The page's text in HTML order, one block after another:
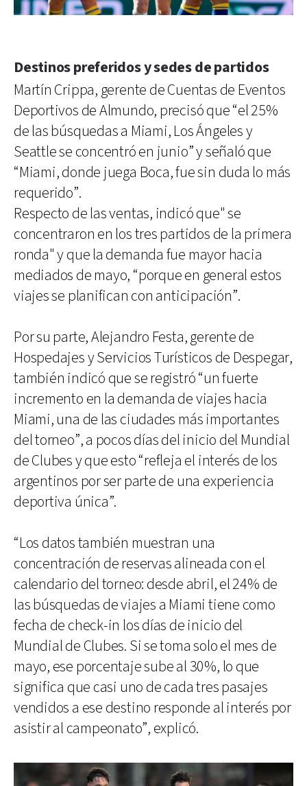
Destinos preferidos y sedes de partidos
Martín Crippa, gerente de Cuentas de Eventos
Deportivos de Almundo, precisó que “el 25%
de las búsquedas a Miami, Los Ángeles y
Seattle se concentró en junio” y señaló que
“Miami, donde juega Boca, fue sin duda lo más
requerido”.
Respecto de las ventas, indicó que" se
concentraron en los tres partidos de la primera
ronda" y que la demanda fue mayor hacia
mediados de mayo, “porque en general estos
viajes se planifican con anticipación”.
Por su parte, Alejandro Festa, gerente de
Hospedajes y Servicios Turísticos de Despegar,
también indicó que se registró “un fuerte
incremento en la demanda de viajes hacia
Miami, una de las ciudades más importantes
del torneo”, a pocos días del inicio del Mundial
de Clubes y que esto “refleja el interés de los
argentinos por ser parte de una experiencia
deportiva única”.
“Los datos también muestran una
concentración de reservas alineada con el
calendario del torneo: desde abril, el 24% de
las búsquedas de viajes a Miami tiene como
fecha de check-in los días de inicio del
Mundial de Clubes. Si se toma solo el mes de
mayo, ese porcentaje sube al 30%, lo que
significa que casi uno de cada tres pasajes
vendidos a ese destino responde al interés por
asistir al campeonato”, explicó.